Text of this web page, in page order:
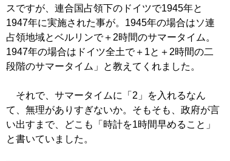
スですが、連合国占領下のドイツで1945年と
1947年に実施された事が。1945年の場合はソ連
占領地域とベルリンで＋2時間のサマータイム。
1947年の場合はドイツ全土で＋1と＋2時間の二
段階のサマータイム」と教えてくれました。
それで、サマータイムに「2」を入れるなん
て、無理がありすぎないか。そもそも、政府が言
い出すまで、どこも「時計を1時間早めること」
と書いていました。